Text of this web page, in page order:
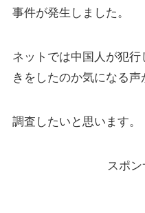
事件が発生しました。
ネットでは中国人が犯
きをしたのか気になる
調査したいと思います。
スポン